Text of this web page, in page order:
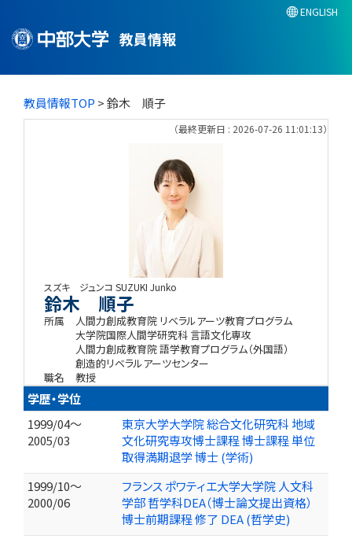
教員情報
ENGLISH
教員情報TOP > 鈴木 順子
（最終更新日 : 2026-07-26 11:01:13）
スズキ ジュンコ SUZUKI Junko
鈴木 順子
所属
人間力創成教育院 リベラルアーツ教育プログラム
大学院国際人間学研究科 言語文化専攻
人間力創成教育院 語学教育プログラム（外国語）
創造的リベラルアーツセンター
職名
教授
学歴・学位
1999/04～
2005/03
東京大学大学院 総合文化研究科 地域
文化研究専攻博士課程 博士課程 単位
取得満期退学 博士 (学術)
1999/10～
2000/06
フランス ポワティエ大学大学院 人文科
学部 哲学科DEA（博士論文提出資格）
博士前期課程 修了 DEA (哲学史)